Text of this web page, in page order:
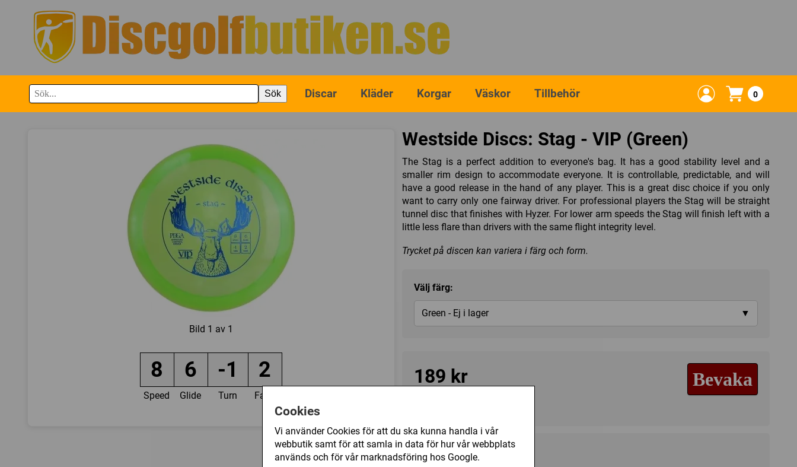
Cookies
Vi använder Cookies för att du ska kunna handla i vår
webbutik samt för att samla in data för hur vår webbplats
används och för vår marknadsföring hos Google.
Sök Discar Kläder Korgar Väskor Tillbehör 0
Bild 1 av 1
8 6 -1 2
Speed Glide Turn Fade
Westside Discs: Stag - VIP (Green)
The Stag is a perfect addition to everyone's bag. It has a good stability level and a
smaller rim design to accommodate everyone. It is controllable, predictable, and will
have a good release in the hand of any player. This is a great disc choice if you only
want to carry only one fairway driver. For professional players the Stag will be straight
tunnel disc that finishes with Hyzer. For lower arm speeds the Stag will finish left with a
little less flare than drivers with the same flight integrity level.
Trycket på discen kan variera i färg och form.
Välj färg:
Green - Ej i lager ▼
189 kr Bevaka
Kategori(er):Fairway Driver